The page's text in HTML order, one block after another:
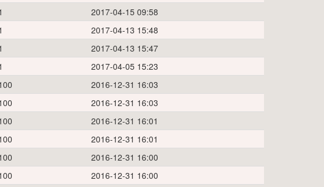
2017-04-15 09:58
2017-04-13 15:48
2017-04-13 15:47
2017-04-05 15:23
2016-12-31 16:03
2016-12-31 16:03
2016-12-31 16:01
2016-12-31 16:01
2016-12-31 16:00
2016-12-31 16:00